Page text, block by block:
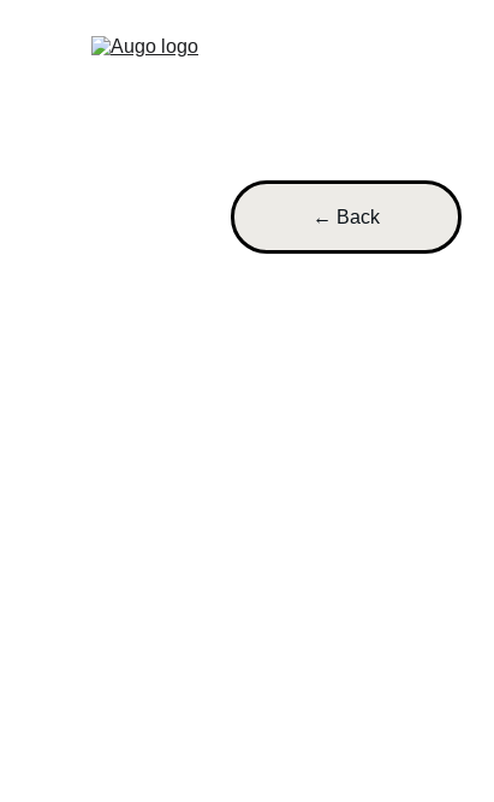
← Back